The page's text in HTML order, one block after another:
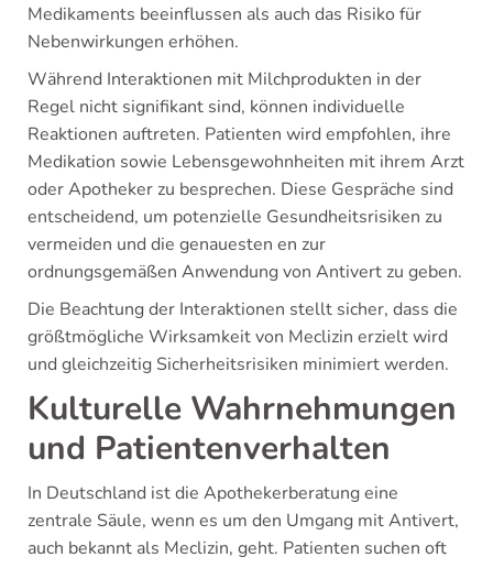
Medikaments beeinflussen als auch das Risiko für
Nebenwirkungen erhöhen.
Während Interaktionen mit Milchprodukten in der
Regel nicht signifikant sind, können individuelle
Reaktionen auftreten. Patienten wird empfohlen, ihre
Medikation sowie Lebensgewohnheiten mit ihrem Arzt
oder Apotheker zu besprechen. Diese Gespräche sind
entscheidend, um potenzielle Gesundheitsrisiken zu
vermeiden und die genauesten en zur
ordnungsgemäßen Anwendung von Antivert zu geben.
Die Beachtung der Interaktionen stellt sicher, dass die
größtmögliche Wirksamkeit von Meclizin erzielt wird
und gleichzeitig Sicherheitsrisiken minimiert werden.
Kulturelle Wahrnehmungen
und Patientenverhalten
In Deutschland ist die Apothekerberatung eine
zentrale Säule, wenn es um den Umgang mit Antivert,
auch bekannt als Meclizin, geht. Patienten suchen oft